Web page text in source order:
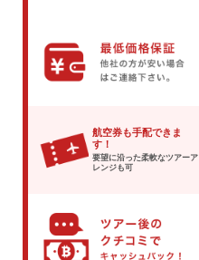
航空券も手配できま
す！
要望に沿った柔軟なツアーア
レンジも可